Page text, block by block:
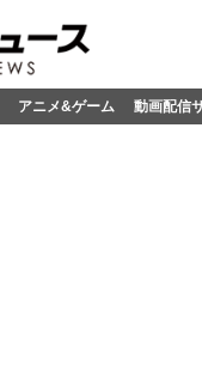
アニメ&ゲーム 動画配信